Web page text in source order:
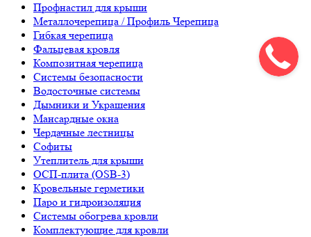
Профнастил для крыши
Металлочерепица / Профиль Черепица
Гибкая черепица
Фальцевая кровля
Композитная черепица
Системы безопасности
Водосточные системы
Дымники и Украшения
Мансардные окна
Чердачные лестницы
Софиты
Утеплитель для крыши
ОСП-плита (OSB-3)
Кровельные герметики
Паро и гидроизоляция
Системы обогрева кровли
Комплектующие для кровли